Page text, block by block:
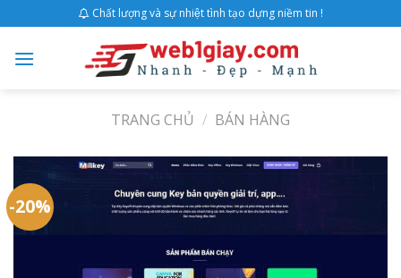
content
Chất lượng và sự nhiệt tình tạo dựng niềm tin !
TRANG CHỦ / BÁN HÀNG
-20%